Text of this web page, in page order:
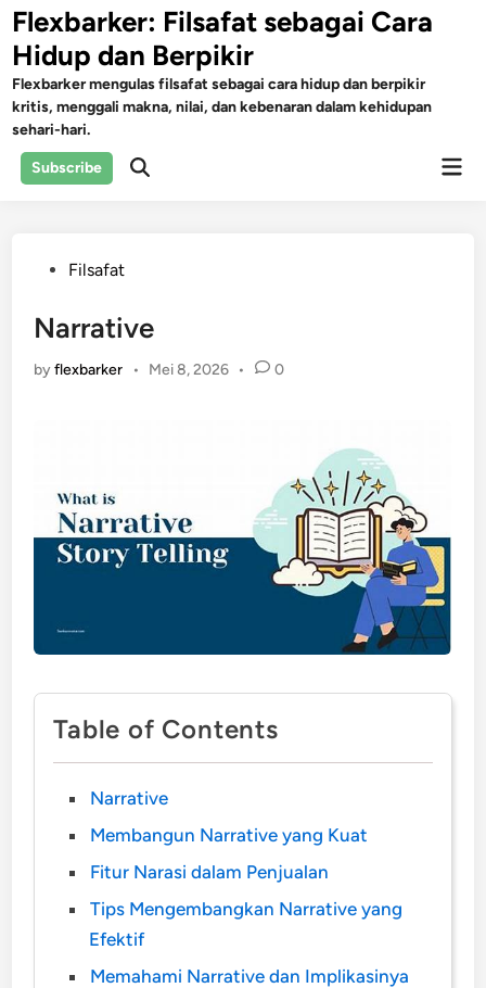
Skip
to
content
Flexbarker: Filsafat sebagai Cara
Hidup dan Berpikir
Flexbarker mengulas filsafat sebagai cara hidup dan berpikir
kritis, menggali makna, nilai, dan kebenaran dalam kehidupan
sehari-hari.
Subscribe
Open
PostedFilsafat
Narrative
byflexbarker • Mei 8, 2026 • 0
Table of Contents
Narrative
Membangun Narrative yang Kuat
Fitur Narasi dalam Penjualan
Tips Mengembangkan Narrative yang
Efektif
Memahami Narrative dan Implikasinya